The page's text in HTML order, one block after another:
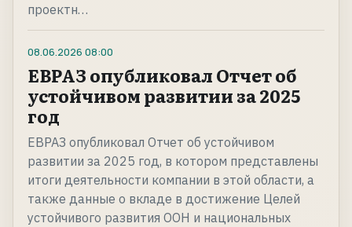
проектн…
08.06.2026 08:00
ЕВРАЗ опубликовал Отчет об
устойчивом развитии за 2025
год
ЕВРАЗ опубликовал Отчет об устойчивом
развитии за 2025 год, в котором представлены
итоги деятельности компании в этой области, а
также данные о вкладе в достижение Целей
устойчивого развития ООН и национальных